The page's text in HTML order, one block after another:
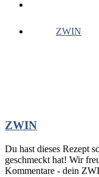
ZWIN
ZWIN
Du hast dieses Rezept
geschmeckt hat! Wir
Kommentare - dein